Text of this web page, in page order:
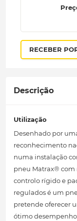
RECEBER
Descrição
Utilização
Desenhado por
reconhecimento
numa instalação
pneu Matrax® com
controlo rígido e
regulados é um
pretende oferecer
ótimo